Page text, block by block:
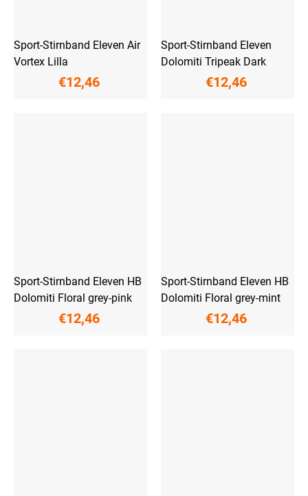
Sport-Stirnband Eleven Air
Vortex Lilla
€12,46
Sport-Stirnband Eleven
Dolomiti Tripeak Dark
€12,46
Sport-Stirnband Eleven HB
Dolomiti Floral grey-pink
€12,46
Sport-Stirnband Eleven HB
Dolomiti Floral grey-mint
€12,46